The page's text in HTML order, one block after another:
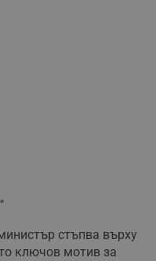
стъпва върху
ключов мотив за